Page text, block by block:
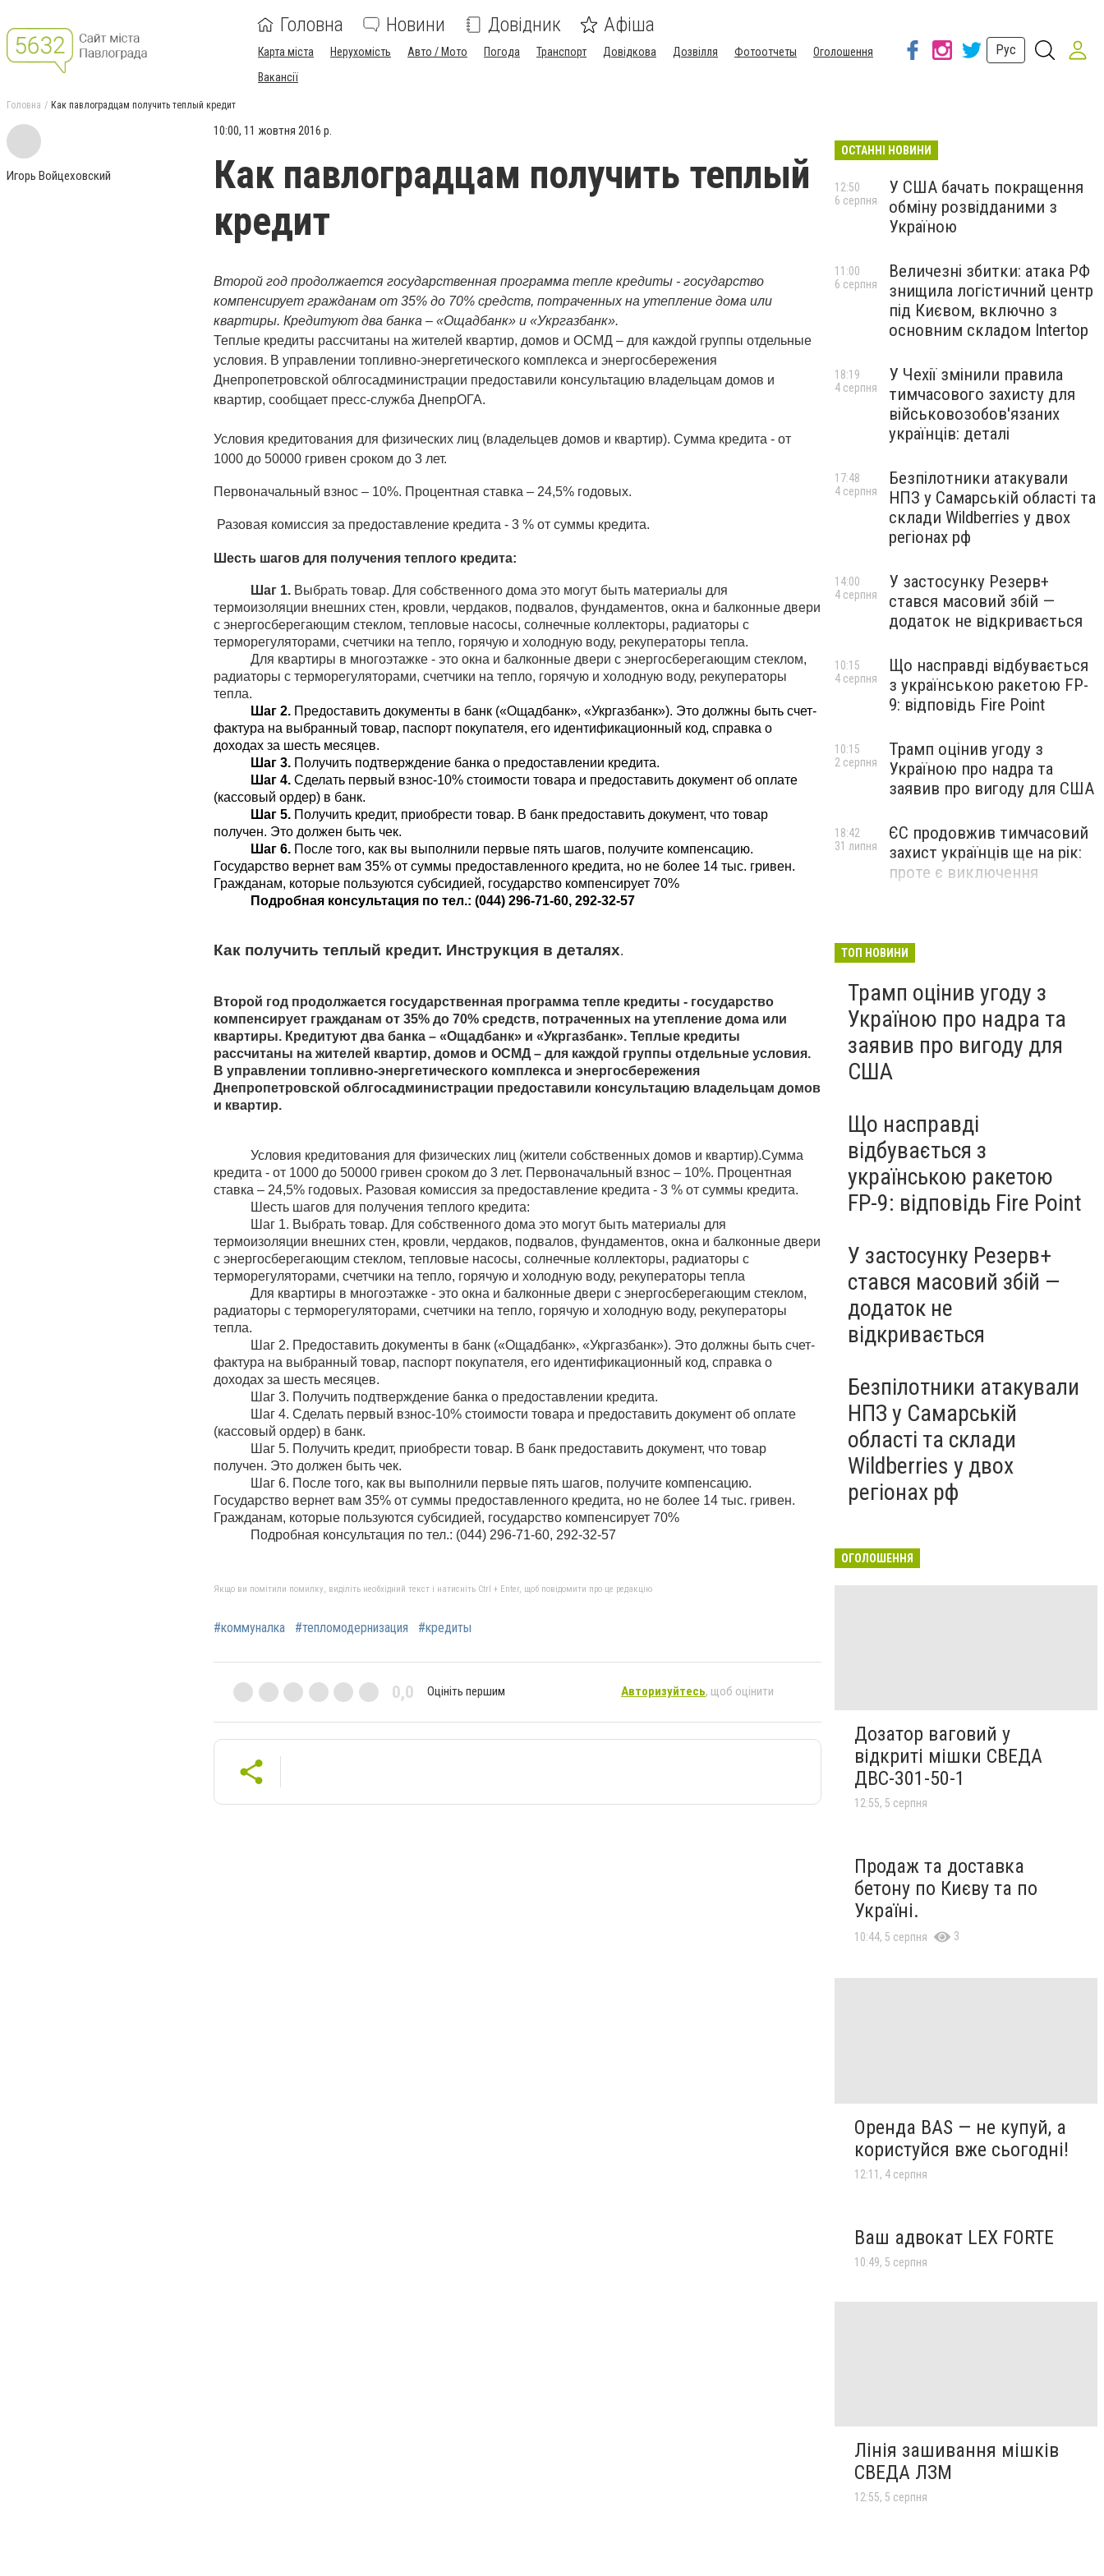
Головна Новини Довідник Афіша
Карта міста Нерухомість Авто / Мото Погода Транспорт Довідкова Дозвілля Фотоотчеты
Оголошення
Вакансії
Рус
Головна Как павлоградцам получить теплый кредит
Игорь Войцеховский
10:00, 11 жовтня 2016 р.
Как павлоградцам получить теплый
кредит
Второй год продолжается государственная программа тепле кредиты - государство
компенсирует гражданам от 35% до 70% средств, потраченных на утепление дома или
квартиры. Кредитуют два банка – «Ощадбанк» и «Укргазбанк».
Теплые кредиты рассчитаны на жителей квартир, домов и ОСМД – для каждой группы отдельные
условия. В управлении топливно-энергетического комплекса и энергосбережения
Днепропетровской облгосадминистрации предоставили консультацию владельцам домов и
квартир, сообщает пресс-служба ДнепрОГА.
Условия кредитования для физических лиц (владельцев домов и квартир). Сумма кредита - от
1000 до 50000 гривен сроком до 3 лет.
Первоначальный взнос – 10%. Процентная ставка – 24,5% годовых.
Разовая комиссия за предоставление кредита - 3 % от суммы кредита.
Шесть шагов для получения теплого кредита:
Шаг 1. Выбрать товар. Для собственного дома это могут быть материалы для
термоизоляции внешних стен, кровли, чердаков, подвалов, фундаментов, окна и балконные двери
с энергосберегающим стеклом, тепловые насосы, солнечные коллекторы, радиаторы с
терморегуляторами, счетчики на тепло, горячую и холодную воду, рекуператоры тепла.
Для квартиры в многоэтажке - это окна и балконные двери с энергосберегающим стеклом,
радиаторы с терморегуляторами, счетчики на тепло, горячую и холодную воду, рекуператоры
тепла.
Шаг 2. Предоставить документы в банк («Ощадбанк», «Укргазбанк»). Это должны быть счет-
фактура на выбранный товар, паспорт покупателя, его идентификационный код, справка о
доходах за шесть месяцев.
Шаг 3. Получить подтверждение банка о предоставлении кредита.
Шаг 4. Сделать первый взнос-10% стоимости товара и предоставить документ об оплате
(кассовый ордер) в банк.
Шаг 5. Получить кредит, приобрести товар. В банк предоставить документ, что товар
получен. Это должен быть чек.
Шаг 6. После того, как вы выполнили первые пять шагов, получите компенсацию.
Государство вернет вам 35% от суммы предоставленного кредита, но не более 14 тыс. гривен.
Гражданам, которые пользуются субсидией, государство компенсирует 70%
Подробная консультация по тел.: (044) 296-71-60, 292-32-57
Как получить теплый кредит. Инструкция в деталях.
Второй год продолжается государственная программа тепле кредиты - государство
компенсирует гражданам от 35% до 70% средств, потраченных на утепление дома или
квартиры. Кредитуют два банка – «Ощадбанк» и «Укргазбанк». Теплые кредиты
рассчитаны на жителей квартир, домов и ОСМД – для каждой группы отдельные условия.
В управлении топливно-энергетического комплекса и энергосбережения
Днепропетровской облгосадминистрации предоставили консультацию владельцам домов
и квартир.
Условия кредитования для физических лиц (жители собственных домов и квартир).Сумма
кредита - от 1000 до 50000 гривен сроком до 3 лет. Первоначальный взнос – 10%. Процентная
ставка – 24,5% годовых. Разовая комиссия за предоставление кредита - 3 % от суммы кредита.
Шесть шагов для получения теплого кредита:
Шаг 1. Выбрать товар. Для собственного дома это могут быть материалы для
термоизоляции внешних стен, кровли, чердаков, подвалов, фундаментов, окна и балконные двери
с энергосберегающим стеклом, тепловые насосы, солнечные коллекторы, радиаторы с
терморегуляторами, счетчики на тепло, горячую и холодную воду, рекуператоры тепла
Для квартиры в многоэтажке - это окна и балконные двери с энергосберегающим стеклом,
радиаторы с терморегуляторами, счетчики на тепло, горячую и холодную воду, рекуператоры
тепла.
Шаг 2. Предоставить документы в банк («Ощадбанк», «Укргазбанк»). Это должны быть счет-
фактура на выбранный товар, паспорт покупателя, его идентификационный код, справка о
доходах за шесть месяцев.
Шаг 3. Получить подтверждение банка о предоставлении кредита.
Шаг 4. Сделать первый взнос-10% стоимости товара и предоставить документ об оплате
(кассовый ордер) в банк.
Шаг 5. Получить кредит, приобрести товар. В банк предоставить документ, что товар
получен. Это должен быть чек.
Шаг 6. После того, как вы выполнили первые пять шагов, получите компенсацию.
Государство вернет вам 35% от суммы предоставленного кредита, но не более 14 тыс. гривен.
Гражданам, которые пользуются субсидией, государство компенсирует 70%
Подробная консультация по тел.: (044) 296-71-60, 292-32-57
Якщо ви помітили помилку, виділіть необхідний текст і натисніть Ctrl + Enter, щоб повідомити про це редакцію
#коммуналка #тепломодернизация #кредиты
0,0 Оцініть першим Авторизуйтесь, щоб оцінити
ОСТАННІ НОВИНИ
У США бачать покращення
обміну розвідданими з
Україною
12:50
6 серпня
Величезні збитки: атака РФ
знищила логістичний центр
під Києвом, включно з
основним складом Intertop
11:00
6 серпня
У Чехії змінили правила
тимчасового захисту для
військовозобов'язаних
українців: деталі
18:19
4 серпня
Безпілотники атакували
НПЗ у Самарській області та
склади Wildberries у двох
регіонах рф
17:48
4 серпня
У застосунку Резерв+
стався масовий збій —
додаток не відкривається
14:00
4 серпня
Що насправді відбувається
з українською ракетою FP-
9: відповідь Fire Point
10:15
4 серпня
Трамп оцінив угоду з
Україною про надра та
заявив про вигоду для США
10:15
2 серпня
ЄС продовжив тимчасовий
захист українців ще на рік:
проте є виключення
18:42
31 липня
ТОП НОВИНИ
Трамп оцінив угоду з
Україною про надра та
заявив про вигоду для
США
Що насправді
відбувається з
українською ракетою
FP-9: відповідь Fire Point
У застосунку Резерв+
стався масовий збій —
додаток не
відкривається
Безпілотники атакували
НПЗ у Самарській
області та склади
Wildberries у двох
регіонах рф
ОГОЛОШЕННЯ
Дозатор ваговий у
відкриті мішки СВЕДА
ДВС-301-50-1
12:55, 5 серпня
Продаж та доставка
бетону по Києву та по
Україні.
10:44, 5 серпня 3
Оренда BAS — не купуй, а
користуйся вже сьогодні!
12:11, 4 серпня
Ваш адвокат LEX FORTE
10:49, 5 серпня
Лінія зашивання мішків
СВЕДА ЛЗМ
12:55, 5 серпня